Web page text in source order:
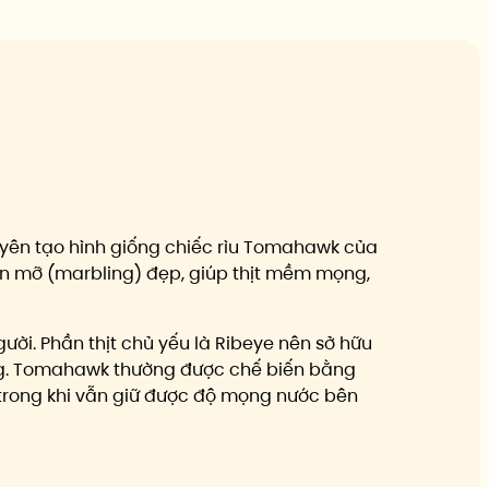
tạo hình giống chiếc rìu Tomahawk của
mỡ (marbling) đẹp, giúp thịt mềm mọng,
Phần thịt chủ yếu là Ribeye nên sở hữu
Tomahawk thường được chế biến bằng
khi vẫn giữ được độ mọng nước bên